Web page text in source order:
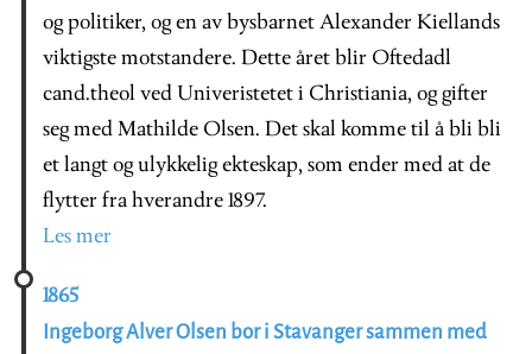
og politiker, og en av bysbarnet Alexander Kiellands
viktigste motstandere. Dette året blir Oftedadl
cand.theol ved Univeristetet i Christiania, og gifter
seg med Mathilde Olsen. Det skal komme til å bli bli
et langt og ulykkelig ekteskap, som ender med at de
flytter fra hverandre 1897.
Les mer
1865
Ingeborg Alver Olsen bor i Stavanger sammen med